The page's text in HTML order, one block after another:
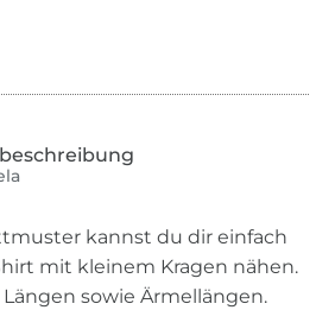
kannst du dir einfach
mit kleinem Kragen nähen.
sowie Ärmellängen.